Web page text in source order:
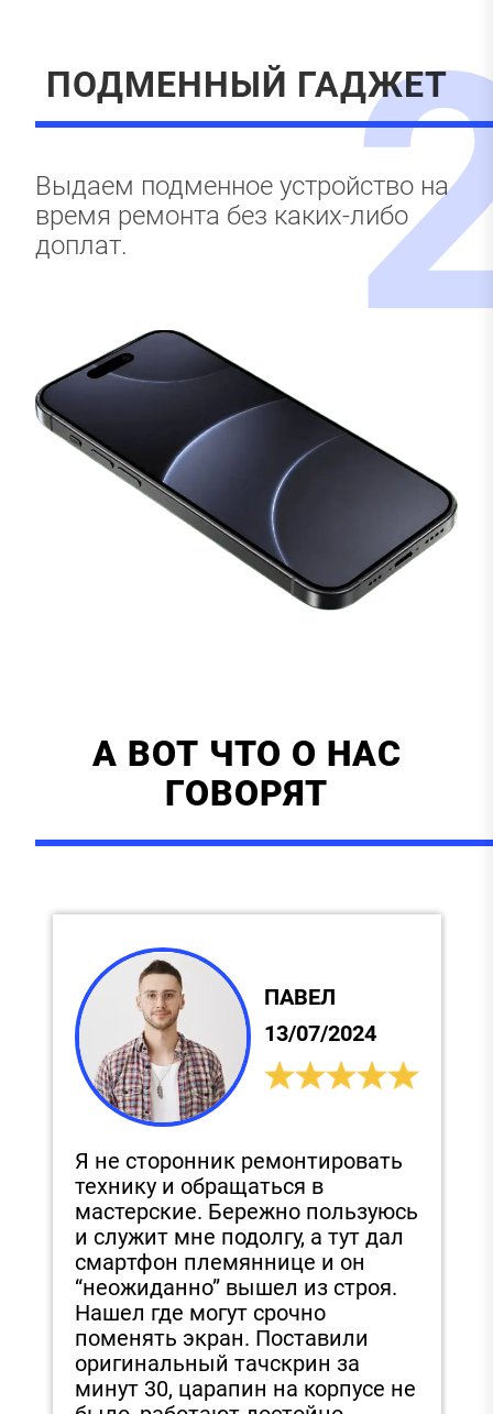
ПОДМЕННЫЙ ГАДЖЕТ
Выдаем подменное устройство на
время ремонта без каких-либо
доплат.
А ВОТ ЧТО О НАС
ГОВОРЯТ
ПАВЕЛ
13/07/2024
Я не сторонник ремонтировать
технику и обращаться в
мастерские. Бережно пользуюсь
и служит мне подолгу, а тут дал
смартфон племяннице и он
“неожиданно” вышел из строя.
Нашел где могут срочно
поменять экран. Поставили
оригинальный тачскрин за
минут 30, царапин на корпусе не